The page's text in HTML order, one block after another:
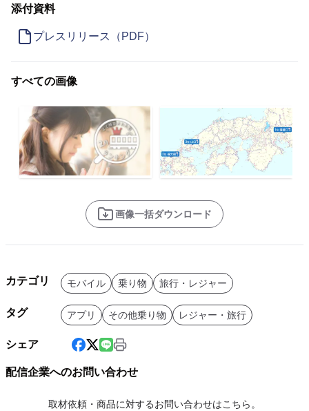
添付資料
プレスリリース（PDF）
すべての画像
画像一括ダウンロード
カテゴリ モバイル 乗り物 旅行・レジャー
タグ アプリ その他乗り物 レジャー・旅行
シェア
配信企業へのお問い合わせ
取材依頼・商品に対するお問い合わせはこちら。